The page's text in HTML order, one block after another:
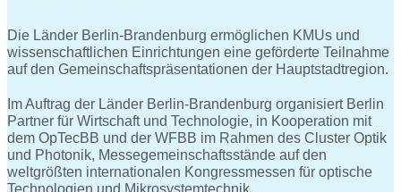
Die Länder Berlin-Brandenburg ermöglichen KMUs und
wissenschaftlichen Einrichtungen eine geförderte Teilnahme
auf den Gemeinschaftspräsentationen der Hauptstadtregion.
Im Auftrag der Länder Berlin-Brandenburg organisiert Berlin
Partner für Wirtschaft und Technologie, in Kooperation mit
dem OpTecBB und der WFBB im Rahmen des Cluster Optik
und Photonik, Messegemeinschaftsstände auf den
weltgrößten internationalen Kongressmessen für optische
Technologien und Mikrosystemtechnik.